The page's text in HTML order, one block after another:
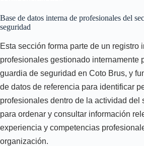
Base de datos interna de profesionales del
seguridad
Esta sección forma parte de un registro
profesionales gestionado internamente
guardia de seguridad en Coto Brus, y
de datos de referencia para identificar
profesionales dentro de la actividad del
para ordenar y consultar información
experiencia y competencias
organización.